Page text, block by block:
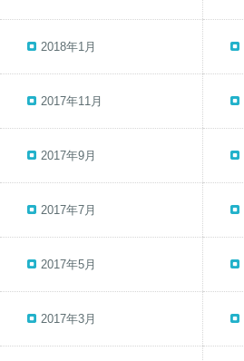
2018年1月
2017年11月
2017年9月
2017年7月
2017年5月
2017年3月